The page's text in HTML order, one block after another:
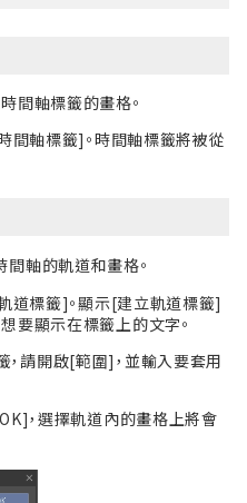
間軸標籤的畫格。
軸標籤]。時間軸標籤將被從
軸的軌道和畫格。
標籤]。顯示[建立軌道標籤]
要顯示在標籤上的文字。
請開啟[範圍]，並輸入要套用
，選擇軌道內的畫格上將會